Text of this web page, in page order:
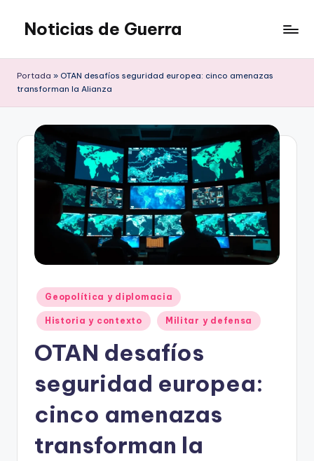
Saltar
contenido
Noticias de Guerra
Portada » OTAN desafíos seguridad europea: cinco amenazas
transforman la Alianza
Publicado
en
Geopolítica y diplomacia
Historia y contexto Militar y defensa
OTAN desafíos
seguridad europea:
cinco amenazas
transforman la